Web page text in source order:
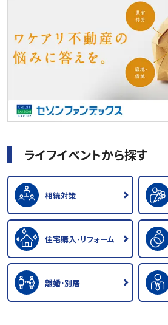
ライフイベントから探す
相続対策
住宅購入･リフォーム
離婚･別居